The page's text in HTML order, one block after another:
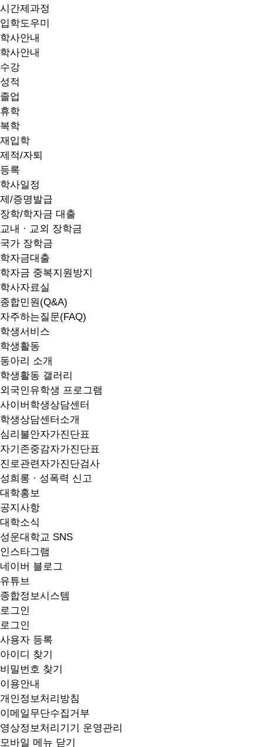
시간제과정
입학도우미
학사안내
학사안내
수강
성적
졸업
휴학
복학
재입학
제적/자퇴
등록
학사일정
제/증명발급
장학/학자금 대출
교내 · 교외 장학금
국가 장학금
학자금대출
학자금 중복지원방지
학사자료실
종합민원(Q&A)
자주하는질문(FAQ)
학생서비스
학생활동
동아리 소개
학생활동 갤러리
외국인유학생 프로그램
사이버학생상담센터
학생상담센터소개
심리불안자가진단표
자기존중감자가진단표
진로관련자가진단검사
성희롱 · 성폭력 신고
대학홍보
공지사항
대학소식
성운대학교 SNS
인스타그램
네이버 블로그
유튜브
종합정보시스템
로그인
로그인
사용자 등록
아이디 찾기
비밀번호 찾기
이용안내
개인정보처리방침
이메일무단수집거부
영상정보처리기기 운영관리
모바일 메뉴 닫기